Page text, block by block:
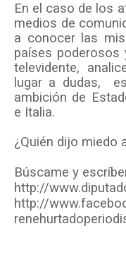
En el caso de los
medios de
a conocer las
países poderosos
televidente,
lugar a dudas,
ambición de
e Italia.
¿Quién dijo miedo
Búscame y
http://
http://